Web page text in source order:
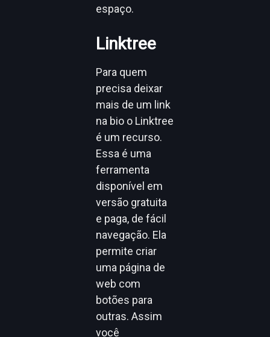
espaço.
Linktree
Para quem
precisa deixar
mais de um link
na bio o Linktree
é um recurso.
Essa é uma
ferramenta
disponível em
versão gratuita
e paga, de fácil
navegação. Ela
permite criar
uma página de
web com
botões para
outras. Assim
você